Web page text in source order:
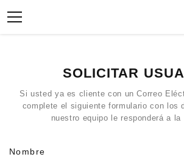
SOLICITAR
Si usted ya es cliente con un Correo
complete el siguiente formulario con los
nuestro equipo le responderá a la
Nombre